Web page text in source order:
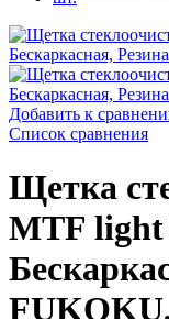
Добавить к
Список сравнения
Щетка
MTF